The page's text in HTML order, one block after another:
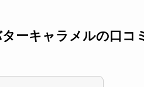
ターキャラメルの口コ